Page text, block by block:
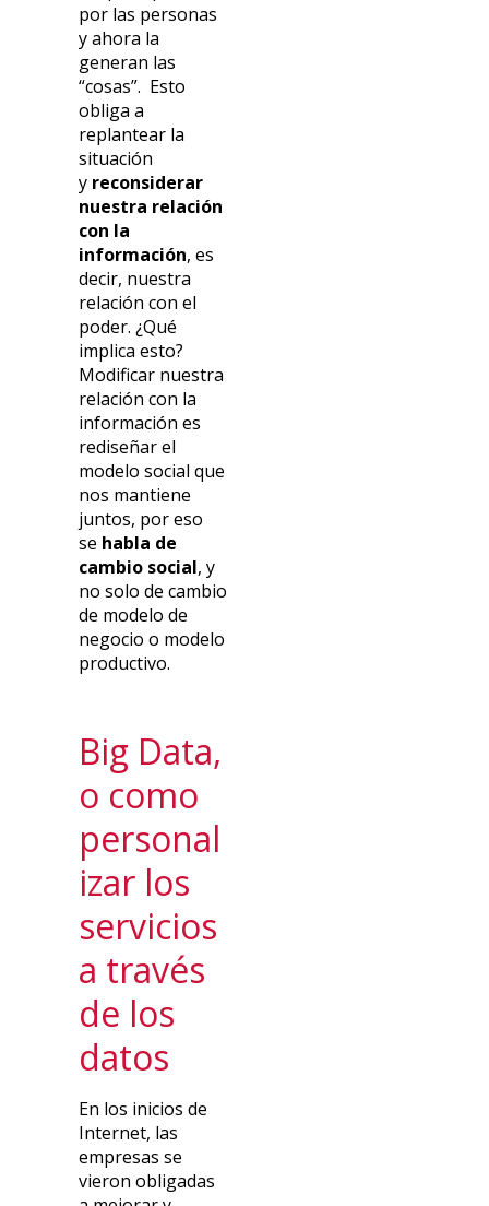
por las personas
y ahora la
generan las
“cosas”. Esto
obliga a
replantear la
situación
y reconsiderar
nuestra relación
con la
información, es
decir, nuestra
relación con el
poder. ¿Qué
implica esto?
Modificar nuestra
relación con la
información es
rediseñar el
modelo social que
nos mantiene
juntos, por eso
se habla de
cambio social, y
no solo de cambio
de modelo de
negocio o modelo
productivo.
Big Data,
o como
personal
izar los
servicios
a través
de los
datos
En los inicios de
Internet, las
empresas se
vieron obligadas